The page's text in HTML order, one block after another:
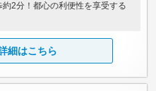
2分！都心の利便性を享受する
細はこちら